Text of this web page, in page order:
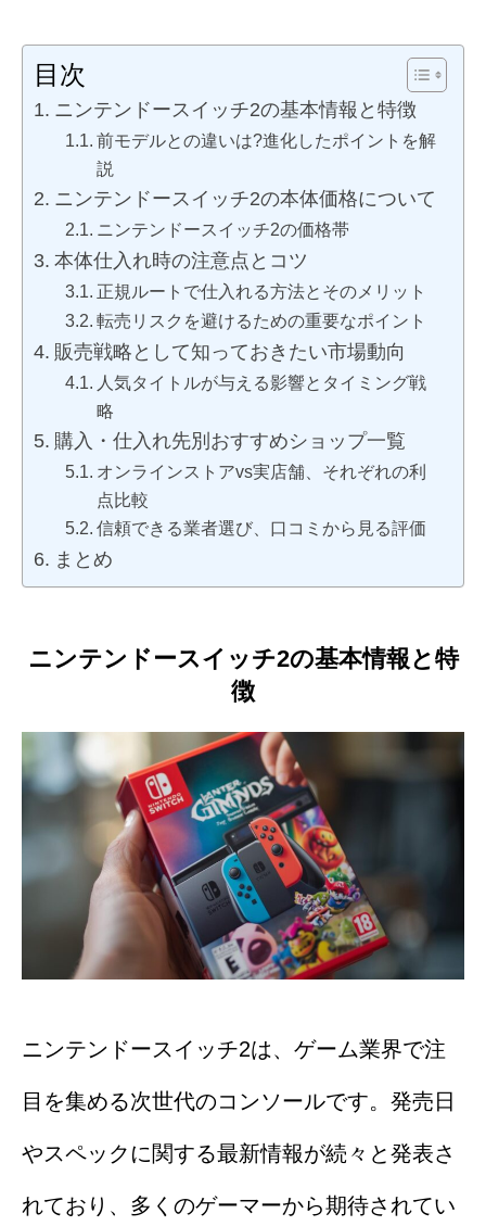
目次
ニンテンドースイッチ2の基本情報と特徴
前モデルとの違いは?進化したポイントを解
説
ニンテンドースイッチ2の本体価格について
ニンテンドースイッチ2の価格帯
本体仕入れ時の注意点とコツ
正規ルートで仕入れる方法とそのメリット
転売リスクを避けるための重要なポイント
販売戦略として知っておきたい市場動向
人気タイトルが与える影響とタイミング戦
略
購入・仕入れ先別おすすめショップ一覧
オンラインストアvs実店舗、それぞれの利
点比較
信頼できる業者選び、口コミから見る評価
まとめ
ニンテンドースイッチ2の基本情報と特
徴
ニンテンドースイッチ2は、ゲーム業界で注
目を集める次世代のコンソールです。発売日
やスペックに関する最新情報が続々と発表さ
れており、多くのゲーマーから期待されてい